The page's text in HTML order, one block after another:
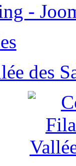
-
des